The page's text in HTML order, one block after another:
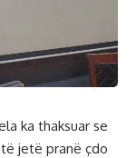
ka thaksuar se
jetë pranë çdo